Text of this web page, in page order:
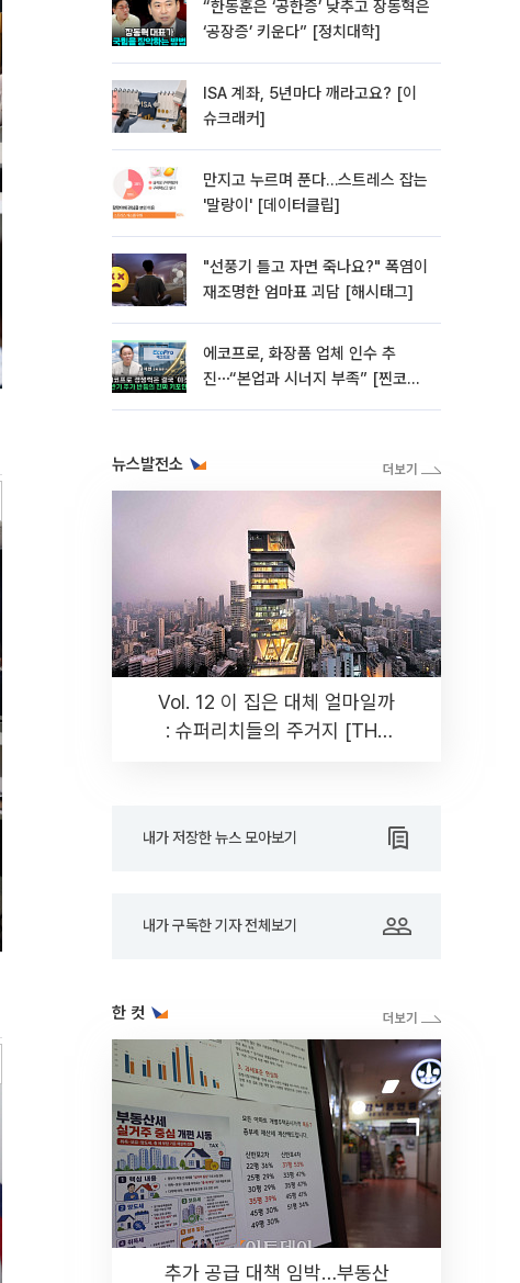
“한동훈은 ‘공한증’ 낮추고 장동혁은
‘공장증’ 키운다” [정치대학]
ISA 계좌, 5년마다 깨라고요? [이
슈크래커]
만지고 누르며 푼다…스트레스 잡는
'말랑이' [데이터클립]
"선풍기 틀고 자면 죽나요?" 폭염이
재조명한 엄마표 괴담 [해시태그]
에코프로, 화장품 업체 인수 추
진⋯“본업과 시너지 부족” [찐코노
뉴스발전소
Vol. 12 이 집은 대체 얼마일까
: 슈퍼리치들의 주거지 [THE
내가 저장한 뉴스 모아보기
내가 구독한 기자 전체보기
한 컷
추가 공급 대책 임박…부동산